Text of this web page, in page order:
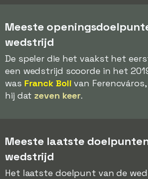
Meeste
wedstrijd
De speler die het vaakst het
een wedstrijd scoorde in het
was Franck Boli van
hij dat zeven keer.
Meeste laatste
wedstrijd
Het laatste doelpunt van de